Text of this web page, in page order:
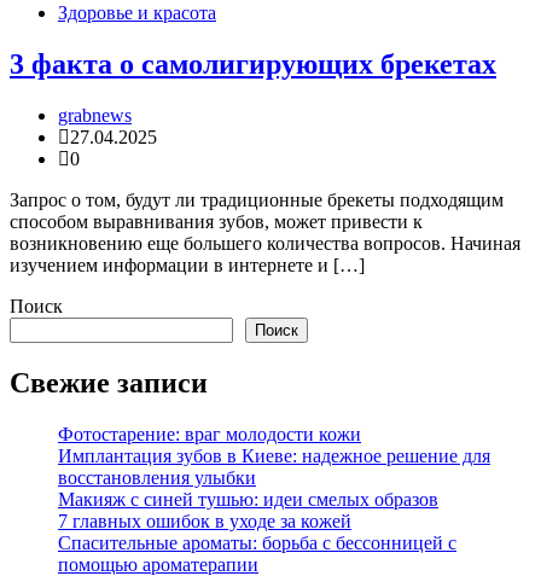
Здоровье и красота
3 факта о самолигирующих брекетах
grabnews
27.04.2025
0
Запрос о том, будут ли традиционные брекеты подходящим
способом выравнивания зубов, может привести к
возникновению еще большего количества вопросов. Начиная
изучением информации в интернете и […]
Поиск
Поиск
Свежие записи
Фотостарение: враг молодости кожи
Имплантация зубов в Киеве: надежное решение для
восстановления улыбки
Макияж с синей тушью: идеи смелых образов
7 главных ошибок в уходе за кожей
Спасительные ароматы: борьба с бессонницей с
помощью ароматерапии